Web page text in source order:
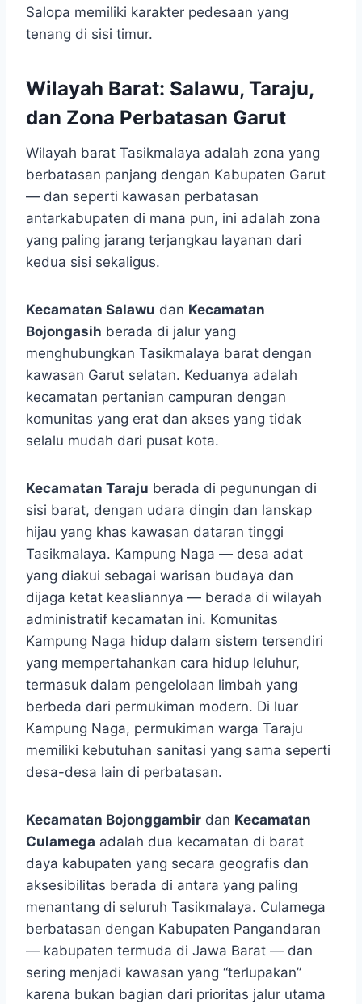
Salopa memiliki karakter pedesaan yang
tenang di sisi timur.
Wilayah Barat: Salawu, Taraju,
dan Zona Perbatasan Garut
Wilayah barat Tasikmalaya adalah zona yang
berbatasan panjang dengan Kabupaten Garut
— dan seperti kawasan perbatasan
antarkabupaten di mana pun, ini adalah zona
yang paling jarang terjangkau layanan dari
kedua sisi sekaligus.
Kecamatan Salawu dan Kecamatan
Bojongasih berada di jalur yang
menghubungkan Tasikmalaya barat dengan
kawasan Garut selatan. Keduanya adalah
kecamatan pertanian campuran dengan
komunitas yang erat dan akses yang tidak
selalu mudah dari pusat kota.
Kecamatan Taraju berada di pegunungan di
sisi barat, dengan udara dingin dan lanskap
hijau yang khas kawasan dataran tinggi
Tasikmalaya. Kampung Naga — desa adat
yang diakui sebagai warisan budaya dan
dijaga ketat keasliannya — berada di wilayah
administratif kecamatan ini. Komunitas
Kampung Naga hidup dalam sistem tersendiri
yang mempertahankan cara hidup leluhur,
termasuk dalam pengelolaan limbah yang
berbeda dari permukiman modern. Di luar
Kampung Naga, permukiman warga Taraju
memiliki kebutuhan sanitasi yang sama seperti
desa-desa lain di perbatasan.
Kecamatan Bojonggambir dan Kecamatan
Culamega adalah dua kecamatan di barat
daya kabupaten yang secara geografis dan
aksesibilitas berada di antara yang paling
menantang di seluruh Tasikmalaya. Culamega
berbatasan dengan Kabupaten Pangandaran
— kabupaten termuda di Jawa Barat — dan
sering menjadi kawasan yang “terlupakan”
karena bukan bagian dari prioritas jalur utama